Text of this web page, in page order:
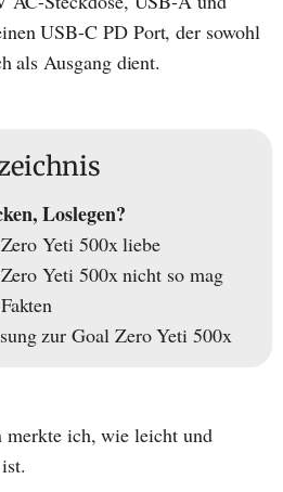
USB-C PD Port, der sowohl
als Ausgang dient.
Loslegen?
Yeti 500x liebe
Yeti 500x nicht so mag
zur Goal Zero Yeti 500x
merkte ich, wie leicht und